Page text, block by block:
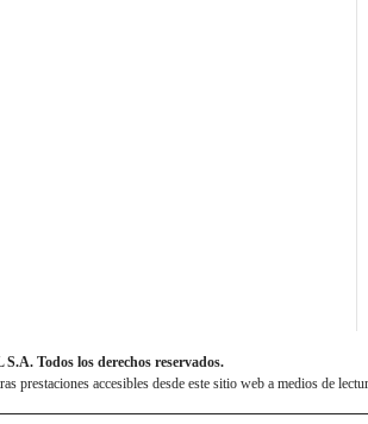
Todos los derechos reservados.
accesibles desde este sitio web a medios de